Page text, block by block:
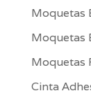
Moquetas
Moquetas
Moquetas
Cinta